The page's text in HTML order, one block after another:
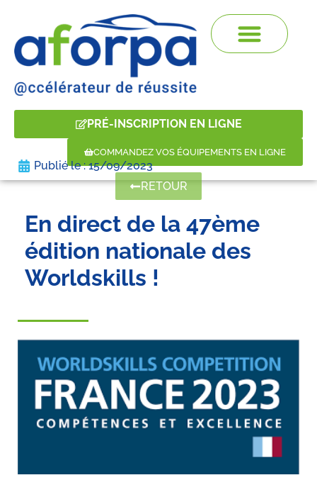
PRÉ-INSCRIPTION EN LIGNE
COMMANDEZ VOS ÉQUIPEMENTS EN LIGNE
Publié le : 15/09/2023
RETOUR
En direct de la 47ème
édition nationale des
Worldskills !